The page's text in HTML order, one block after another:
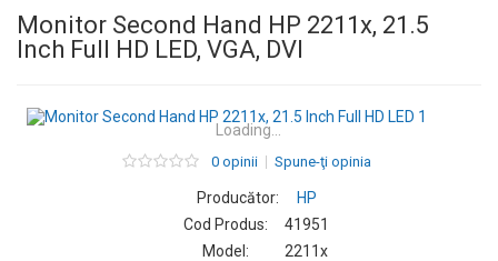
Monitor Second Hand HP 2211x, 21.5
Inch Full HD LED, VGA, DVI
Loading...
0 opinii Spune-ţi opinia
Producător:
HP
Cod Produs:
41951
Model:
2211x